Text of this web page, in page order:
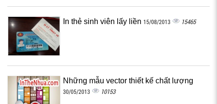
In thẻ sinh viên lấy liền 15/08/2013 15465
Những mẫu vector thiết kế chất lượng
30/05/2013 10153